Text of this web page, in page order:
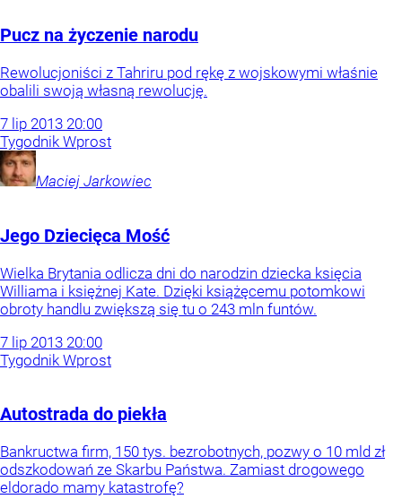
Pucz na życzenie narodu
Rewolucjoniści z Tahriru pod rękę z wojskowymi właśnie
obalili swoją własną rewolucję.
7 lip 2013 20:00
Tygodnik Wprost
Maciej Jarkowiec
Jego Dziecięca Mość
Wielka Brytania odlicza dni do narodzin dziecka księcia
Williama i księżnej Kate. Dzięki książęcemu potomkowi
obroty handlu zwiększą się tu o 243 mln funtów.
7 lip 2013 20:00
Tygodnik Wprost
Autostrada do piekła
Bankructwa firm, 150 tys. bezrobotnych, pozwy o 10 mld zł
odszkodowań ze Skarbu Państwa. Zamiast drogowego
eldorado mamy katastrofę?